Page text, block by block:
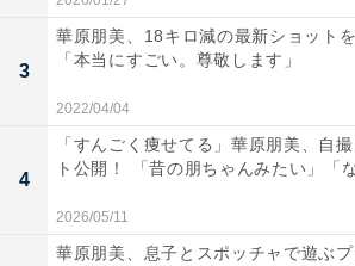
3
華原朋美、18キロ減の最新ショットを
「本当にすごい。尊敬します」
2022/04/04
4
「すんごく痩せてる」華原朋美、自
ト公開！ 「昔の朋ちゃんみたい」「
2026/05/11
華原朋美、息子とスポッチャで遊ぶ